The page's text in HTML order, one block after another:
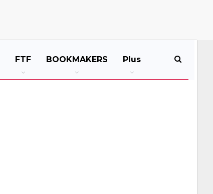
FTF BOOKMAKERS Plus